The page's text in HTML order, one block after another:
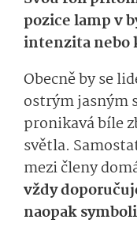
pozice lamp v
intenzita nebo
Obecně by se
ostrým jasným
pronikavá bíle
světla.
mezi členy
vždy
naopak